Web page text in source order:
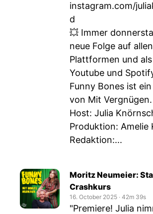
instagram.com/
d
💥 Immer
neue Folge auf
Plattformen und
Youtube und
Funny Bones ist
von Mit Vergnügen.
Host: Julia
Produktion: Amelie
Redaktion:...
Moritz Neumeier:
Crashkurs
16. October 2025 ‧ 42m 39s
"Premiere! Julia